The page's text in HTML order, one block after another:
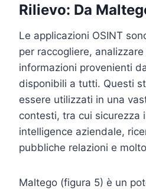
Rilievo: Da
Le applicazioni OSINT
per raccogliere,
informazioni provenienti
disponibili a tutti. Questi
essere utilizzati in una
contesti, tra cui sicurezza
intelligence aziendale,
pubbliche relazioni e
Maltego (figura 5) è un